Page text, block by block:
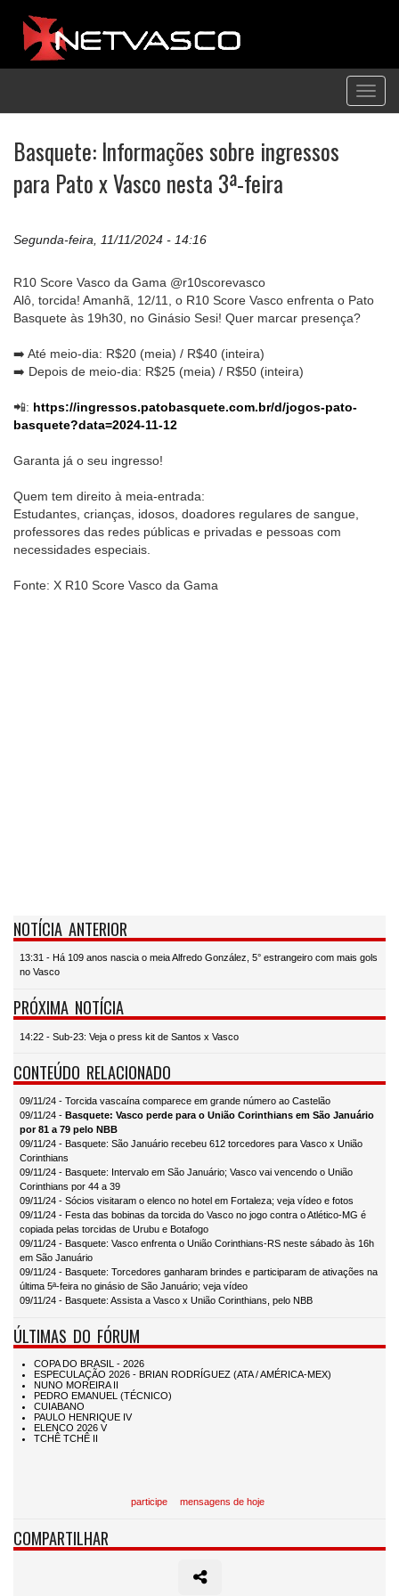
Basquete: Informações sobre ingressos
para Pato x Vasco nesta 3ª-feira
Segunda-feira, 11/11/2024 - 14:16
R10 Score Vasco da Gama @r10scorevasco
Alô, torcida! Amanhã, 12/11, o R10 Score Vasco enfrenta o Pato
Basquete às 19h30, no Ginásio Sesi! Quer marcar presença?
➡️ Até meio-dia: R$20 (meia) / R$40 (inteira)
➡️ Depois de meio-dia: R$25 (meia) / R$50 (inteira)
📲: https://ingressos.patobasquete.com.br/d/jogos-pato-
basquete?data=2024-11-12
Garanta já o seu ingresso!
Quem tem direito à meia-entrada:
Estudantes, crianças, idosos, doadores regulares de sangue,
professores das redes públicas e privadas e pessoas com
necessidades especiais.
Fonte: X R10 Score Vasco da Gama
NOTÍCIA ANTERIOR
13:31 - Há 109 anos nascia o meia Alfredo González, 5° estrangeiro com mais gols
no Vasco
PRÓXIMA NOTÍCIA
14:22 - Sub-23: Veja o press kit de Santos x Vasco
CONTEÚDO RELACIONADO
09/11/24 - Torcida vascaína comparece em grande número ao Castelão
09/11/24 - Basquete: Vasco perde para o União Corinthians em São Januário
por 81 a 79 pelo NBB
09/11/24 - Basquete: São Januário recebeu 612 torcedores para Vasco x União
Corinthians
09/11/24 - Basquete: Intervalo em São Januário; Vasco vai vencendo o União
Corinthians por 44 a 39
09/11/24 - Sócios visitaram o elenco no hotel em Fortaleza; veja vídeo e fotos
09/11/24 - Festa das bobinas da torcida do Vasco no jogo contra o Atlético-MG é
copiada pelas torcidas de Urubu e Botafogo
09/11/24 - Basquete: Vasco enfrenta o União Corinthians-RS neste sábado às 16h
em São Januário
09/11/24 - Basquete: Torcedores ganharam brindes e participaram de ativações na
última 5ª-feira no ginásio de São Januário; veja vídeo
09/11/24 - Basquete: Assista a Vasco x União Corinthians, pelo NBB
ÚLTIMAS DO FÓRUM
participe mensagens de hoje
COMPARTILHAR